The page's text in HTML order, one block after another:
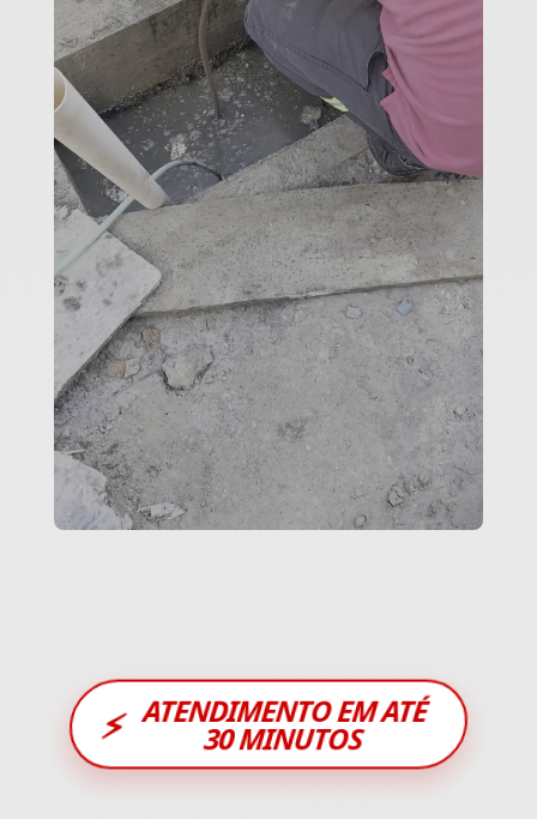
⚡ ATENDIMENTO EM ATÉ
30 MINUTOS